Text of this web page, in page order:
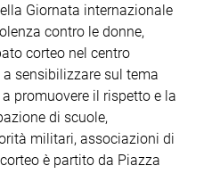
Giornata internazionale
contro le donne,
corteo nel centro
a sensibilizzare sul tema
promuovere il rispetto e la
di scuole,
militari, associazioni di
è partito da Piazza